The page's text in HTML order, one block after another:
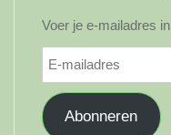
Voer je e-mailadres in
E-
mailadres
Abonneren